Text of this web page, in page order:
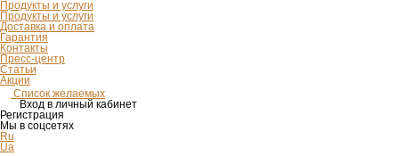
Продукты и услуги
Продукты и услуги
Доставка и оплата
Гарантия
Контакты
Пресс-центр
Статьи
Акции
Список желаемых
Вход в личный кабинет
Регистрация
Мы в соцсетях
Ru
Ua